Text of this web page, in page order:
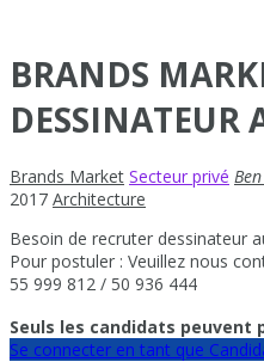
BRANDS
DESSINATEUR
Brands Market Secteur privé
2017 Architecture
Besoin de recruter dessinateur
Pour postuler : Veuillez nous
55 999 812 / 50 936 444
Seuls les candidats
Se connecter en tant que